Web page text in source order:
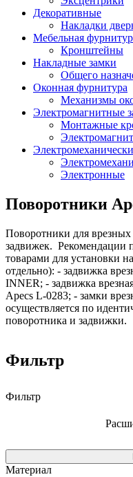
Декоративные
Накладки
Мебельная
Кронштейны
Накладные замки
Общего
Оконная фурнитура
Механизмы
Электромагнитные
Монтажные
Электронные
Поворотники
Поворотники для
задвижек. Рекомендации
товарами для установки
отдельно): - задвижка
INNER; - задвижка
Apecs L-0283; - замки
осуществляется по
поворотника и задвижки.
Фильтр
Фильтр
Материал